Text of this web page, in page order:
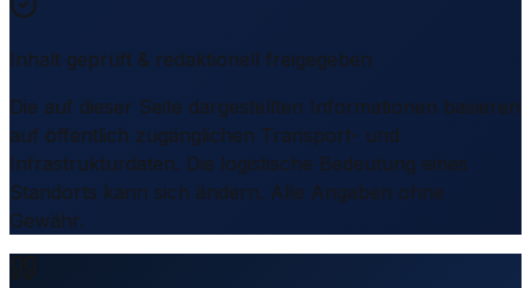
Inhalt geprüft & redaktionell freigegeben
Die auf dieser Seite dargestellten Informationen basieren
auf öffentlich zugänglichen Transport- und
Infrastrukturdaten. Die logistische Bedeutung eines
Standorts kann sich ändern. Alle Angaben ohne
Gewähr.